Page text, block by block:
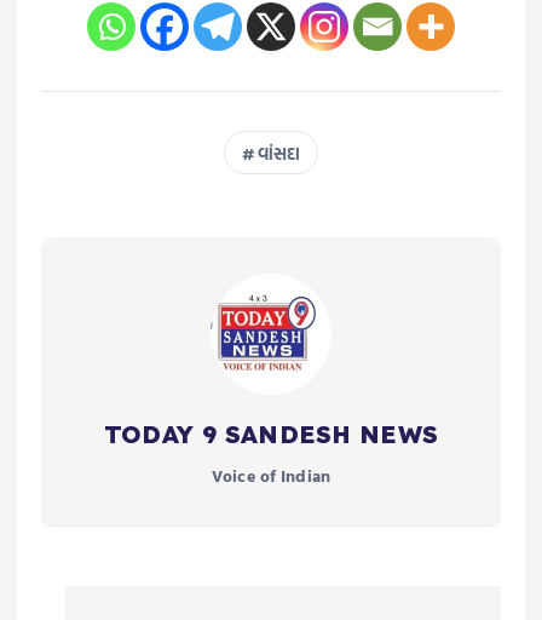
વાંસદા
TODAY 9 SANDESH NEWS
Voice of Indian